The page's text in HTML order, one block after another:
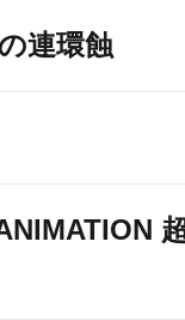
連環蝕